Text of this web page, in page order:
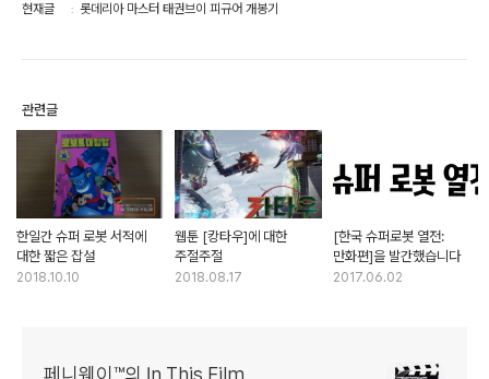
현재글 롯데리아 마스터 태권브이 피규어 개봉기
관련글
한일간 슈퍼 로봇 서적에
대한 짧은 잡설
2018.10.10
웹툰 [캉타우]에 대한
주절주절
2018.08.17
[한국 슈퍼로봇 열전:
만화편]을 발간했습니다
2017.06.02
페니웨이™의 In This Film